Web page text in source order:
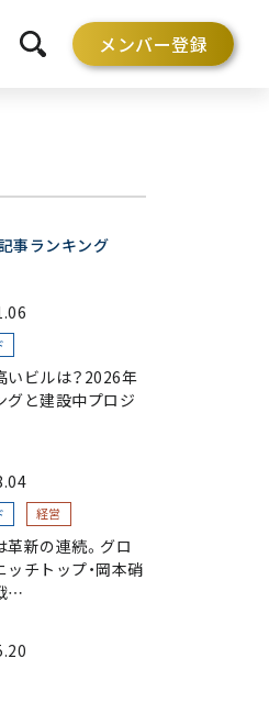
検索を開く メンバー登録
事ランキング
いビルは？2026年
グと建設中プロジ
経営
革新の連続。グロ
ッチトップ・岡本硝
わり、ガラスを超
戦略～